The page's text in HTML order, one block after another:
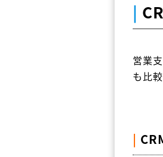
|
営業
も比
|